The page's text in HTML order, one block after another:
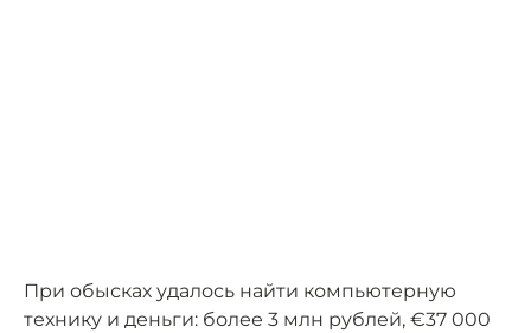
При обысках удалось найти компьютерную
технику и деньги: более 3 млн рублей, €37 000